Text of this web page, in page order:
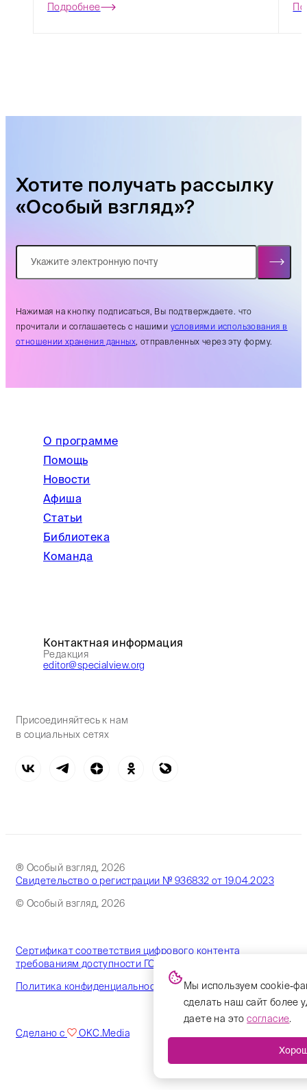
Подробнее
Хотите получать рассылку
«Особый взгляд»?
Нажимая на кнопку подписаться, Вы подтверждаете. что
прочитали и соглашаетесь с нашими условиями использования в
отношении хранения данных , отправленных через эту форму.
О программе
Помощь
Новости
Афиша
Статьи
Библиотека
Команда
Контактная информация
Редакция
editor@specialview.org
Присоединяйтесь к нам
в социальных сетях
® Особый взгляд, 2026
Свидетельство о регистрации № 936832 от 19.04.2023
© Особый взгляд, 2026
Сертификат соответствия цифрового контента
требованиям доступности ГОСТ
Политика конфиденциальности
Сделано с OKC.Media
Мы используем cookie-
сделать наш сайт более
даете на этосогласие.